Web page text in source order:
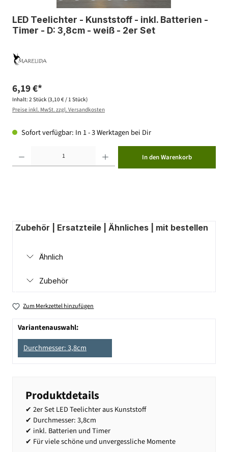
LED Teelichter - Kunststoff - inkl. Batterien -
Timer - D: 3,8cm - weiß - 2er Set
6,19 €*
Inhalt: 2 Stück (3,10 € / 1 Stück)
Preise inkl. MwSt. zzgl. Versandkosten
Sofort verfügbar: In 1 - 3 Werktagen bei Dir
In den Warenkorb
Zubehör | Ersatzteile | Ähnliches | mit bestellen
Ähnlich
Zubehör
Zum Merkzettel hinzufügen
Variantenauswahl:
Durchmesser: 3,8cm
Produktdetails
✔ 2er Set LED Teelichter aus Kunststoff
✔ Durchmesser: 3,8cm
✔ inkl. Batterien und Timer
✔ Für viele schöne und unvergessliche Momente